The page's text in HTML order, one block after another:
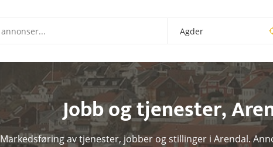
Jobb og tjenester,
Markedsføring av tjenester, jobber og stillinger i Arendal.